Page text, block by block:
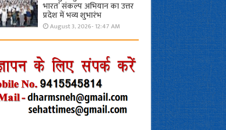
भारत’ संकल्प अभियान का उत्तर
प्रदेश में भव्य शुभारंभ
August 3, 2026- 12:47 AM